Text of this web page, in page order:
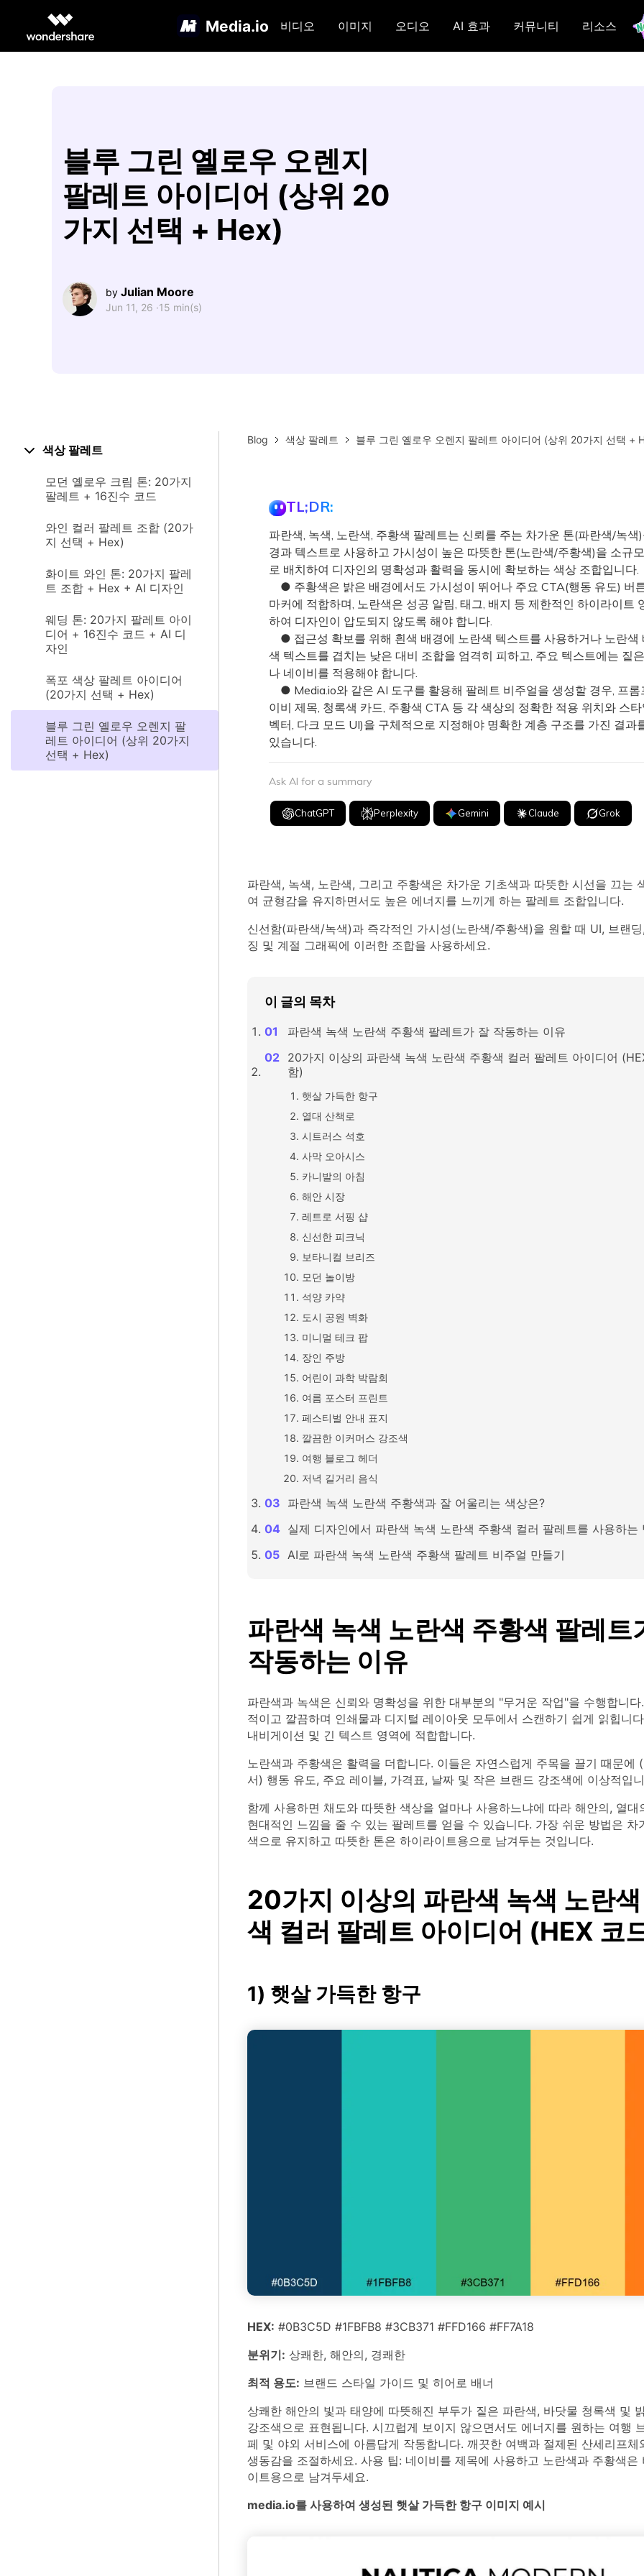
Media.io 비디오 이미지 오디오 AI 효과 커뮤니티 리소스
블루 그린 옐로우 오렌지
팔레트 아이디어 (상위 20
가지 선택 + Hex)
by Julian Moore
Jun 11, 26 ·15 min(s)
색상 팔레트
모던 옐로우 크림 톤: 20가지
팔레트 + 16진수 코드
와인 컬러 팔레트 조합 (20가
지 선택 + Hex)
화이트 와인 톤: 20가지 팔레
트 조합 + Hex + AI 디자인
웨딩 톤: 20가지 팔레트 아이
디어 + 16진수 코드 + AI 디
자인
폭포 색상 팔레트 아이디어
(20가지 선택 + Hex)
블루 그린 옐로우 오렌지 팔
레트 아이디어 (상위 20가지
선택 + Hex)
Blog 색상 팔레트 블루 그린 옐로우 오렌지 팔레트 아이디어 (상위 20가지 선택 +
TL;DR:
파란색, 녹색, 노란색, 주황색 팔레트는 신뢰를 주는 차가운 톤(파란색/녹색
경과 텍스트로 사용하고 가시성이 높은 따뜻한 톤(노란색/주황색)을 소규
로 배치하여 디자인의 명확성과 활력을 동시에 확보하는 색상 조합입니다.
● 주황색은 밝은 배경에서도 가시성이 뛰어나 주요 CTA(행동 유도) 버
마커에 적합하며, 노란색은 성공 알림, 태그, 배지 등 제한적인 하이라이트
하여 디자인이 압도되지 않도록 해야 합니다.
● 접근성 확보를 위해 흰색 배경에 노란색 텍스트를 사용하거나 노란색
색 텍스트를 겹치는 낮은 대비 조합을 엄격히 피하고, 주요 텍스트에는 짙
나 네이비를 적용해야 합니다.
● Media.io와 같은 AI 도구를 활용해 팔레트 비주얼을 생성할 경우, 프롬
이비 제목, 청록색 카드, 주황색 CTA 등 각 색상의 정확한 적용 위치와 스
벡터, 다크 모드 UI)을 구체적으로 지정해야 명확한 계층 구조를 가진 결과
있습니다.
Ask AI for a summary
ChatGPT Perplexity Gemini Claude Grok
파란색, 녹색, 노란색, 그리고 주황색은 차가운 기초색과 따뜻한 시선을 끄는
여 균형감을 유지하면서도 높은 에너지를 느끼게 하는 팔레트 조합입니다.
신선함(파란색/녹색)과 즉각적인 가시성(노란색/주황색)을 원할 때 UI, 브랜
징 및 계절 그래픽에 이러한 조합을 사용하세요.
이 글의 목차
파란색 녹색 노란색 주황색 팔레트가 잘 작동하는 이유
20가지 이상의 파란색 녹색 노란색 주황색 컬러 팔레트 아이디어
함)
햇살 가득한 항구
열대 산책로
시트러스 석호
사막 오아시스
카니발의 아침
해안 시장
레트로 서핑 샵
신선한 피크닉
보타니컬 브리즈
모던 놀이방
석양 카약
도시 공원 벽화
미니멀 테크 팝
장인 주방
어린이 과학 박람회
여름 포스터 프린트
페스티벌 안내 표지
깔끔한 이커머스 강조색
여행 블로그 헤더
저녁 길거리 음식
파란색 녹색 노란색 주황색과 잘 어울리는 색상은?
실제 디자인에서 파란색 녹색 노란색 주황색 컬러 팔레트를 사용하는
AI로 파란색 녹색 노란색 주황색 팔레트 비주얼 만들기
파란색 녹색 노란색 주황색 팔레트
작동하는 이유
파란색과 녹색은 신뢰와 명확성을 위한 대부분의 "무거운 작업"을 수행합니
적이고 깔끔하며 인쇄물과 디지털 레이아웃 모두에서 스캔하기 쉽게 읽힙니
내비게이션 및 긴 텍스트 영역에 적합합니다.
노란색과 주황색은 활력을 더합니다. 이들은 자연스럽게 주목을 끌기 때문에
서) 행동 유도, 주요 레이블, 가격표, 날짜 및 작은 브랜드 강조색에 이상적입
함께 사용하면 채도와 따뜻한 색상을 얼마나 사용하느냐에 따라 해안의, 열대
현대적인 느낌을 줄 수 있는 팔레트를 얻을 수 있습니다. 가장 쉬운 방법은 차
색으로 유지하고 따뜻한 톤은 하이라이트용으로 남겨두는 것입니다.
20가지 이상의 파란색 녹색 노란
색 컬러 팔레트 아이디어 (HEX 코
1) 햇살 가득한 항구
HEX: #0B3C5D #1FBFB8 #3CB371 #FFD166 #FF7A18
분위기: 상쾌한, 해안의, 경쾌한
최적 용도: 브랜드 스타일 가이드 및 히어로 배너
상쾌한 해안의 빛과 태양에 따뜻해진 부두가 짙은 파란색, 바닷물 청록색 및
강조색으로 표현됩니다. 시끄럽게 보이지 않으면서도 에너지를 원하는 여행
페 및 야외 서비스에 아름답게 작동합니다. 깨끗한 여백과 절제된 산세리프체
생동감을 조절하세요. 사용 팁: 네이비를 제목에 사용하고 노란색과 주황색은
이트용으로 남겨두세요.
media.io를 사용하여 생성된 햇살 가득한 항구 이미지 예시